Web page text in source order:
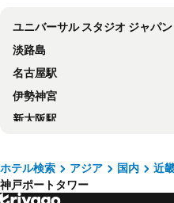
ホテルモンテエルマーナ神戸アマリ―(ホテルモントレグループ)
ホテル・カサベラINN神戸
ホテル サンルートソプラ神戸
天然温泉 浪漫の湯 ドーミーイン神戸
ホテルリブマックス神戸
アリストンホテル神戸
神戸シティ ガーデンズ ホテル
ユニバーサル スタジオ ジャパン
淡路島
名古屋駅
伊勢神宮
新大阪駅
京セラドーム大阪
岡山駅
ホテル検索 アジア 国内 近
神戸ポートタワー